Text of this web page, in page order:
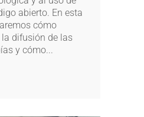
abierto. En esta
cómo
difusión de las
y cómo...